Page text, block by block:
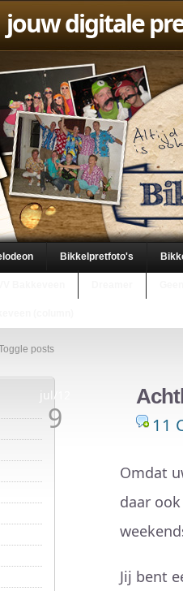
digitale
Bikkelpretfoto's
posts
jul/12
9 11
Omdat
daar
Jij bent